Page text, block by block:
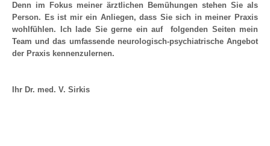
Denn im Fokus meiner ärztlichen Bemühungen stehen Sie als
Person. Es ist mir ein Anliegen, dass Sie sich in meiner Praxis
wohlfühlen. Ich lade Sie gerne ein auf folgenden Seiten mein
Team und das umfassende neurologisch-psychiatrische Angebot
der Praxis kennenzulernen.
Ihr Dr. med. V. Sirkis